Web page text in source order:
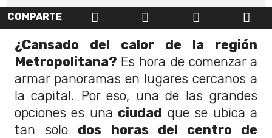
COMPARTE
¿Cansado del calor de la región
Metropolitana? Es hora de comenzar a
armar panoramas en lugares cercanos a
la capital. Por eso, una de las grandes
opciones es una ciudad que se ubica a
tan solo dos horas del centro de